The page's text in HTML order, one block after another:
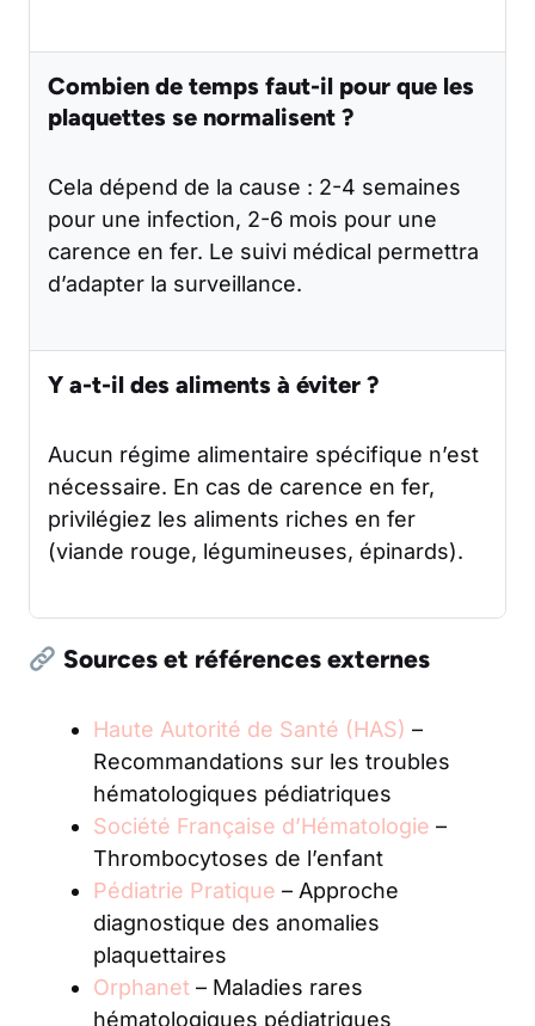
Combien de temps faut-il pour que les
plaquettes se normalisent ?
Cela dépend de la cause : 2-4 semaines
pour une infection, 2-6 mois pour une
carence en fer. Le suivi médical permettra
d’adapter la surveillance.
Y a-t-il des aliments à éviter ?
Aucun régime alimentaire spécifique n’est
nécessaire. En cas de carence en fer,
privilégiez les aliments riches en fer
(viande rouge, légumineuses, épinards).
Sources et références externes
Haute Autorité de Santé (HAS) –
Recommandations sur les troubles
hématologiques pédiatriques
Société Française d’Hématologie –
Thrombocytoses de l’enfant
Pédiatrie Pratique – Approche
diagnostique des anomalies
plaquettaires
Orphanet – Maladies rares
hématologiques pédiatriques